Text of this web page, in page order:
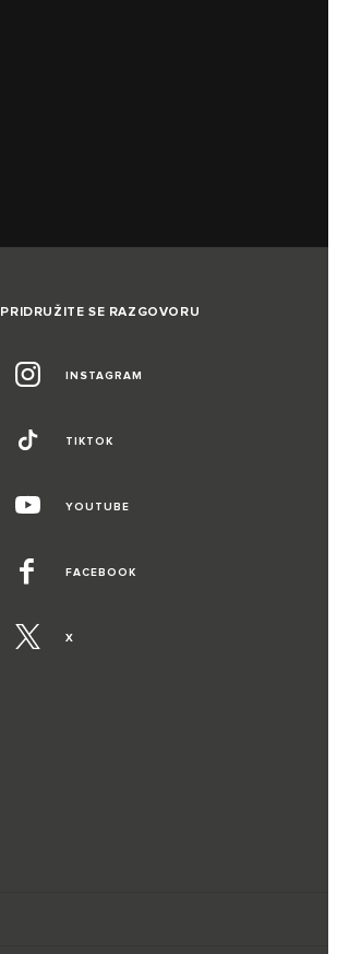
PRIDRUŽITE SE RAZGOVORU
INSTAGRAM
TIKTOK
YOUTUBE
FACEBOOK
X